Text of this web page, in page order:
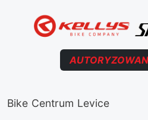
Bike Centrum Levice